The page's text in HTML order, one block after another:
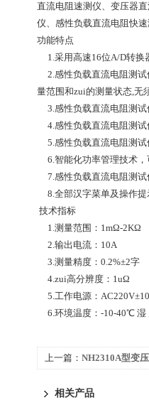
直流电阻速测仪、变压器
仪、感性负载直流电阻快
功能特点
1.采用高速16位A/D转换
2.感性负载直流电阻测试
量范围和zui的测量状态,无
3.感性负载直流电阻测试
4.感性负载直流电阻测试
5.感性负载直流电阻测
6.智能化功率管理技术
7.感性负载直流电阻测试
8.全部汉字菜单及操作提
技术指标
1.测量范围：1mΩ-2KΩ
2.输出电流：10A
3.测量精度：0.2%±2字
4.zui高分辨度：1uΩ
5.工作电源：
6.环境温度：-10-40℃ 湿
上一篇： NH2310A型变
相关产品